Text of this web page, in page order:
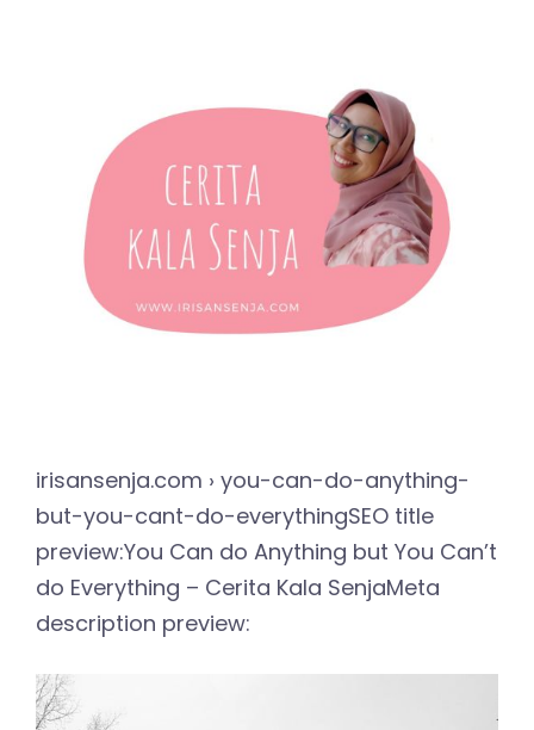
irisansenja.com › you-can-do-anything-
but-you-cant-do-everythingSEO title
preview:You Can do Anything but You Can’t
do Everything – Cerita Kala SenjaMeta
description preview: